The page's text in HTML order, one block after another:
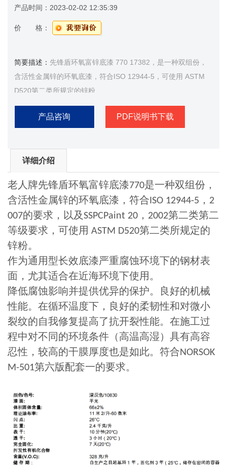
产品时间： 2023-02-02 12:35:39
价 格：
简要描述： 先锋盾环氧富锌底漆 770 17382，是一种双组份，
含活性金属锌的环氧底漆，符合ISO 12944-5，可使用 ASTM
D520第二类所规定的锌粉
产品咨询 PDF说明书下载
详细介绍
老人牌先锋盾环氧富锌底漆770是一种双组份，
含活性金属锌的环氧底漆，符合ISO 12944-5 ， 2
007的要求，以及SSPCPaint 20 ， 2002第二类第二
等级要求，可使用ASTM D520第二类所规定的
锌粉。
作为通用型长效底漆严重腐蚀环境下的钢材表
面，尤其适合在近海环境下使用。
降低腐蚀影响并提供优异的保护。良好的机械
性能。在循环温度下，良好的柔韧性和对微小
裂纹的自我修复提高了抗开裂性能。在施工过
程中对不同的环境条件（高温高湿）具有高容
忍性，较高的干膜厚度也是如此。符合NORSOK
M-501第六版配套一的要求。